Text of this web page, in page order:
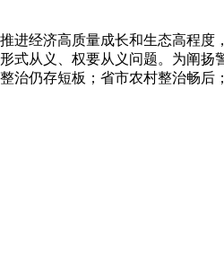
经济高质量成长和生态高程度
式从义、权要从义问题。为阐扬
治仍存短板；省市农村整治畅后